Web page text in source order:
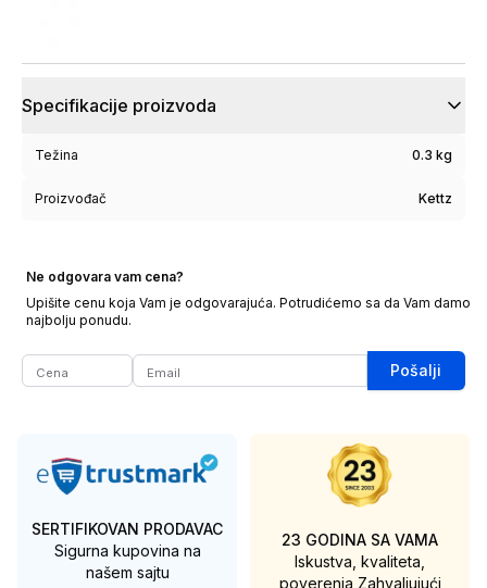
Specifikacije proizvoda
Težina 0.3 kg
Proizvođač Kettz
Ne odgovara vam cena?
Upišite cenu koja Vam je odgovarajuća. Potrudićemo sa da Vam damo
najbolju ponudu.
Pošalji
SERTIFIKOVAN PRODAVAC
Sigurna kupovina na
našem sajtu
23 GODINA SA VAMA
Iskustva, kvaliteta,
poverenja Zahvaljujući